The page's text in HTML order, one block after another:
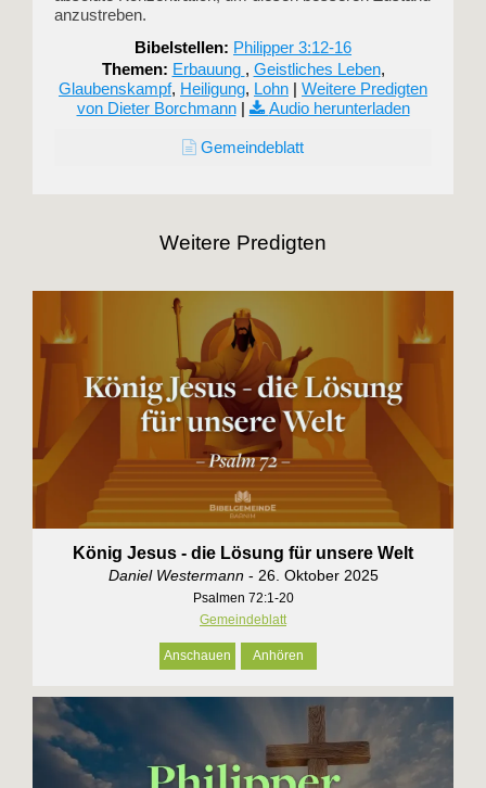
anzustreben.
Bibelstellen: Philipper 3:12-16
Themen: Erbauung , Geistliches Leben,
Glaubenskampf, Heiligung, Lohn | Weitere Predigten
von Dieter Borchmann| Audio herunterladen
Gemeindeblatt
Weitere Predigten
König Jesus - die Lösung für unsere Welt
Daniel Westermann- 26. Oktober 2025
Psalmen 72:1-20
Gemeindeblatt
Anschauen Anhören